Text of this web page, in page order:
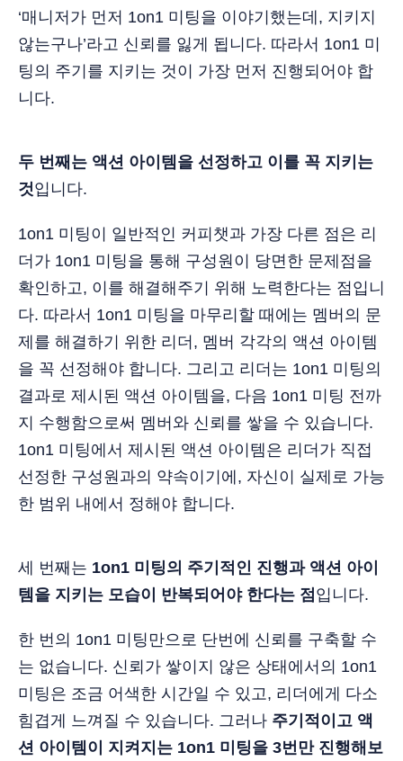
‘매니저가 먼저 1on1 미팅을 이야기했는데, 지키지
않는구나’라고 신뢰를 잃게 됩니다. 따라서 1on1 미
팅의 주기를 지키는 것이 가장 먼저 진행되어야 합
니다.
두 번째는 액션 아이템을 선정하고 이를 꼭 지키는
것입니다.
1on1 미팅이 일반적인 커피챗과 가장 다른 점은 리
더가 1on1 미팅을 통해 구성원이 당면한 문제점을
확인하고, 이를 해결해주기 위해 노력한다는 점입니
다. 따라서 1on1 미팅을 마무리할 때에는 멤버의 문
제를 해결하기 위한 리더, 멤버 각각의 액션 아이템
을 꼭 선정해야 합니다. 그리고 리더는 1on1 미팅의
결과로 제시된 액션 아이템을, 다음 1on1 미팅 전까
지 수행함으로써 멤버와 신뢰를 쌓을 수 있습니다.
1on1 미팅에서 제시된 액션 아이템은 리더가 직접
선정한 구성원과의 약속이기에, 자신이 실제로 가능
한 범위 내에서 정해야 합니다.
세 번째는 1on1 미팅의 주기적인 진행과 액션 아이
템을 지키는 모습이 반복되어야 한다는 점 입니다.
한 번의 1on1 미팅만으로 단번에 신뢰를 구축할 수
는 없습니다. 신뢰가 쌓이지 않은 상태에서의 1on1
미팅은 조금 어색한 시간일 수 있고, 리더에게 다소
힘겹게 느껴질 수 있습니다. 그러나 주기적이고 액
션 아이템이 지켜지는 1on1 미팅을 3번만 진행해보